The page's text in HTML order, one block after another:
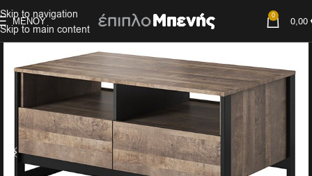
Skip to navigation
Skip to main content
ΜΕΝΟΎ 0 0,00